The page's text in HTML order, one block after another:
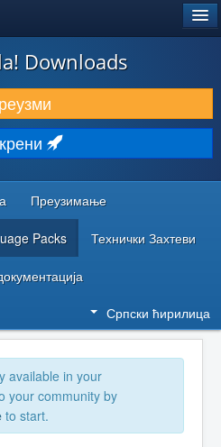
Downloads
Преузимање
Packs Технички Захтеви
Српски ћирилица
available in your
your community by
to start.